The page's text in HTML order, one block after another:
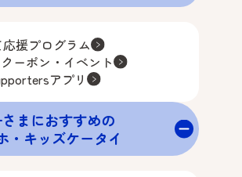
援プログラム
ーポン・イベント
アプリ
まにおすすめの
・キッズケータイ